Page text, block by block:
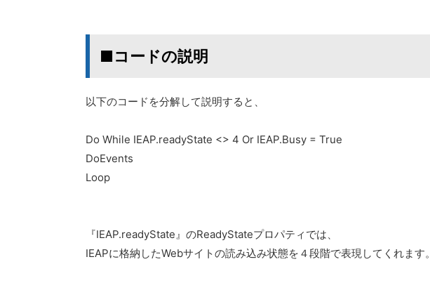
■コードの説明
以下のコードを分解して説明すると、
Do While IEAP.readyState <> 4 Or IEAP.Busy = True
DoEvents
Loop
『IEAP.readyState』のReadyStateプロパティでは、
IEAPに格納したWebサイトの読み込み状態を４段階で表現してくれます。